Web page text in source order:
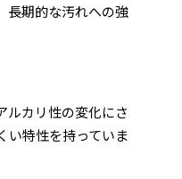
長期的な汚れへの強
ルカリ性の変化にさ
い特性を持っていま